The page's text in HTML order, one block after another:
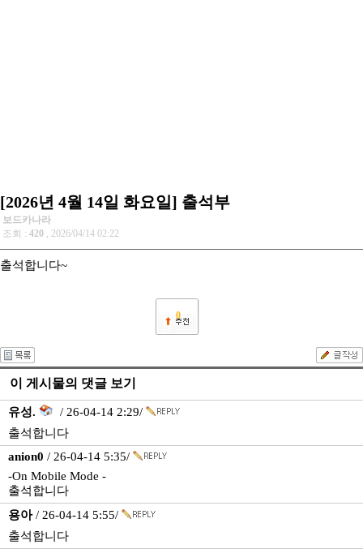
[2026년 4월 14일 화요일] 출석부
보드카나라
조회 : 420 , 2026/04/14 02:22
출석합니다~
0
이 게시물의 댓글 보기
유성.
/ 26-04-14 2:29/
출석합니다
anion0 / 26-04-14 5:35/
-On Mobile Mode -
출석합니다
용아/ 26-04-14 5:55/
출석합니다